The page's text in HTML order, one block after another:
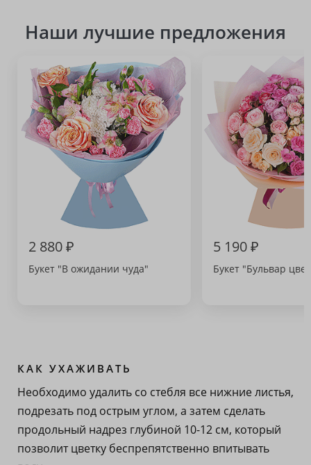
Наши лучшие предложения
2 880 ₽
Букет "В ожидании чуда"
5 190 ₽
Букет "Бульвар
КАК УХАЖИВАТЬ
Необходимо удалить со стебля все нижние листья,
подрезать под острым углом, а затем сделать
продольный надрез глубиной 10-12 см, который
позволит цветку беспрепятственно впитывать